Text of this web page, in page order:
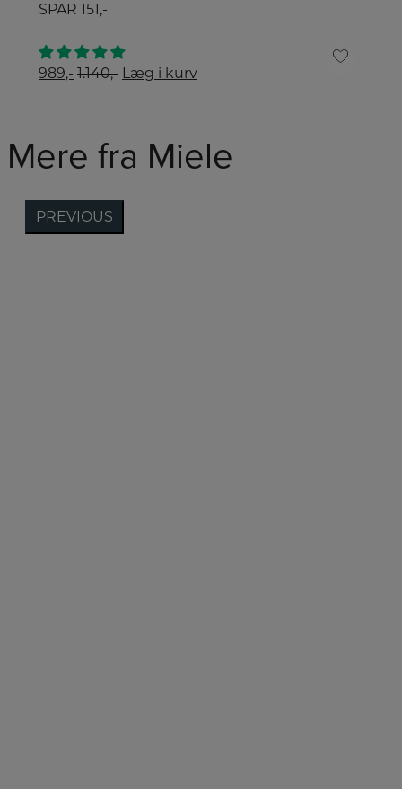
SPAR 151,-
989,- 1.140,- Læg i kurv
Mere fra Miele
PREVIOUS